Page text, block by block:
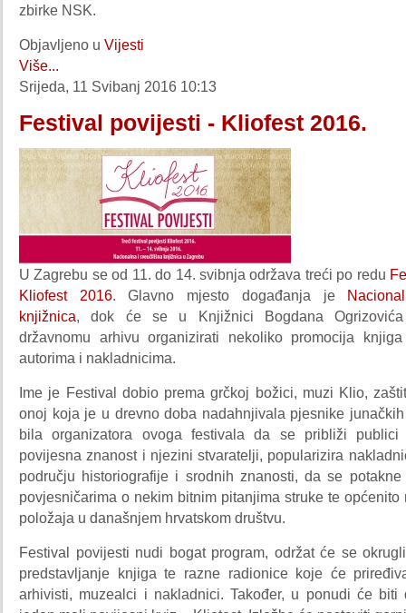
zbirke NSK.
Objavljeno u Vijesti
Više...
Srijeda, 11 Svibanj 2016 10:13
Festival povijesti - Kliofest 2016.
U Zagrebu se od 11. do 14. svibnja održava treći po redu
Kliofest 2016. Glavno mjesto događanja je
knjižnica, dok će se u Knjižnici Bogdana
državnomu arhivu organizirati nekoliko promocija
autorima i nakladnicima.
Ime je Festival dobio prema grčkoj božici, muzi Klio,
onoj koja je u drevno doba nadahnjivala pjesnike
bila organizatora ovoga festivala da se približi publici
povijesna znanost i njezini stvaratelji, popularizira
području historiografije i srodnih znanosti, da se potakne
povjesničarima o nekim bitnim pitanjima struke te općenito
položaja u današnjem hrvatskom društvu.
Festival povijesti nudi bogat program, održat će se
predstavljanje knjiga te razne radionice koje će
arhivisti, muzealci i nakladnici. Također, u ponudi će biti